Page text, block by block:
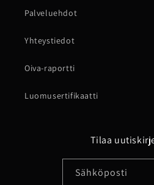
Palveluehdot
Yhteystiedot
Oiva-raportti
Luomusertifikaatti
Tilaa
Sähköposti